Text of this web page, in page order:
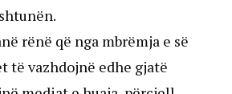
rënë që nga mbrëmja e së
të vazhdojnë edhe gjatë